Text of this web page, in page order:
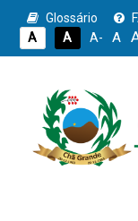
Glossário
A
A A- A